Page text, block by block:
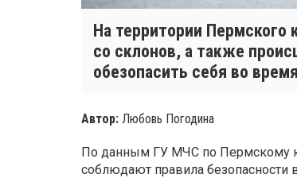
На территории Пермского
со склонов, а также
обезопасить себя во
Автор: Любовь Погодина
По данным ГУ МЧС по Пермскому
соблюдают правила безопасности